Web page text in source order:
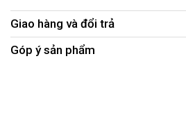
Giao hàng và đổi trả
Góp ý sản phẩm